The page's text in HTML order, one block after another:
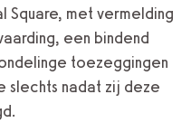
met vermelding
een bindend
toezeggingen
slechts nadat zij deze